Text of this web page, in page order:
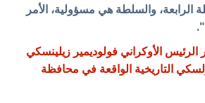
الرابعة، والسلطة هي مسؤولية، الأمر
الرئيس الأوكراني فولوديمير زيلينسكي
التاريخية الواقعة في محافظة